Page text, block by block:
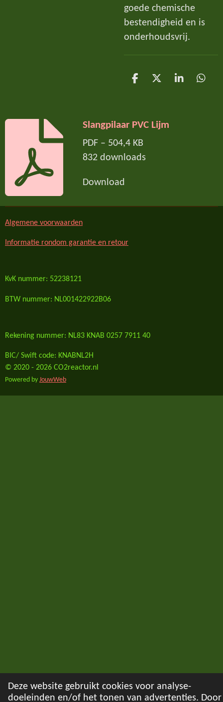
Deze website gebruikt cookies voor analyse-
doeleinden en/of het tonen van advertenties. Door
goede chemische
bestendigheid en is
onderhoudsvrij.
D
n
D
S
D
Slangpilaar PVC Lijm
PDF – 504,4 KB
832 downloads
Download
Algemene voorwaarden
Informatie rondom garantie en retour
KvK nummer: 52238121
BTW nummer: NL001422922B06
Rekening nummer: NL83 KNAB 0257 7911 40
BIC/ Swift code: KNABNL2H
© 2020 - 2026 CO2reactor.nl
Powered by JouwWeb